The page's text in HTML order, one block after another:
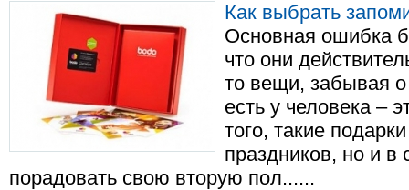
Как выбрать
Основная ошибка
что они
то вещи, забывая
есть у человека –
того, такие
праздников, но и в
порадовать свою вторую пол......